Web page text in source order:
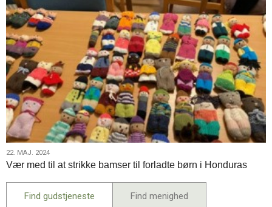
22.
maj.
22. MAJ. 2024
Vær med til at strikke bamser til forladte børn i Honduras
Find gudstjeneste Find menighed